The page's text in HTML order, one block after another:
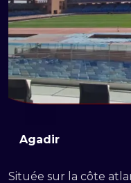
Agadir
Située sur la côte